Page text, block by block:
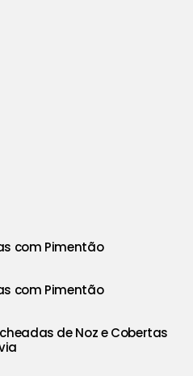
com Pimentão
com Pimentão
de Noz e Cobertas